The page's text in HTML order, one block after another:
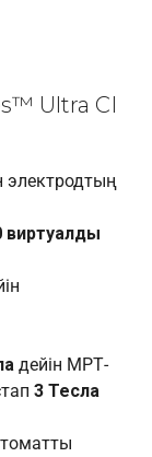
Ultra CI
электродтың
виртуалды
дейін МРТ-
3 Тесла